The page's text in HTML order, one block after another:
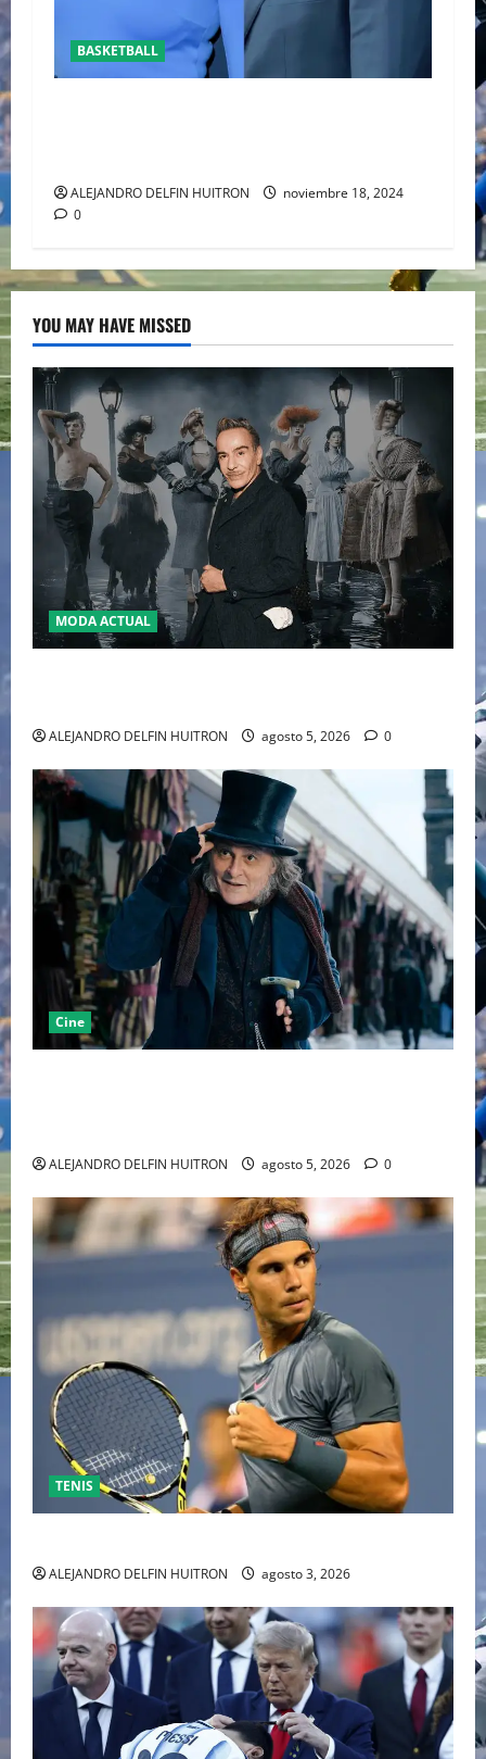
BASKETBALL
ALEJANDRO DELFIN HUITRON
noviembre 18, 2024
0
YOU MAY HAVE MISSED
MODA ACTUAL
ALEJANDRO DELFIN HUITRON agosto 5, 2026 0
Cine
ALEJANDRO DELFIN HUITRON agosto 5, 2026 0
TENIS
ALEJANDRO DELFIN HUITRON agosto 3, 2026